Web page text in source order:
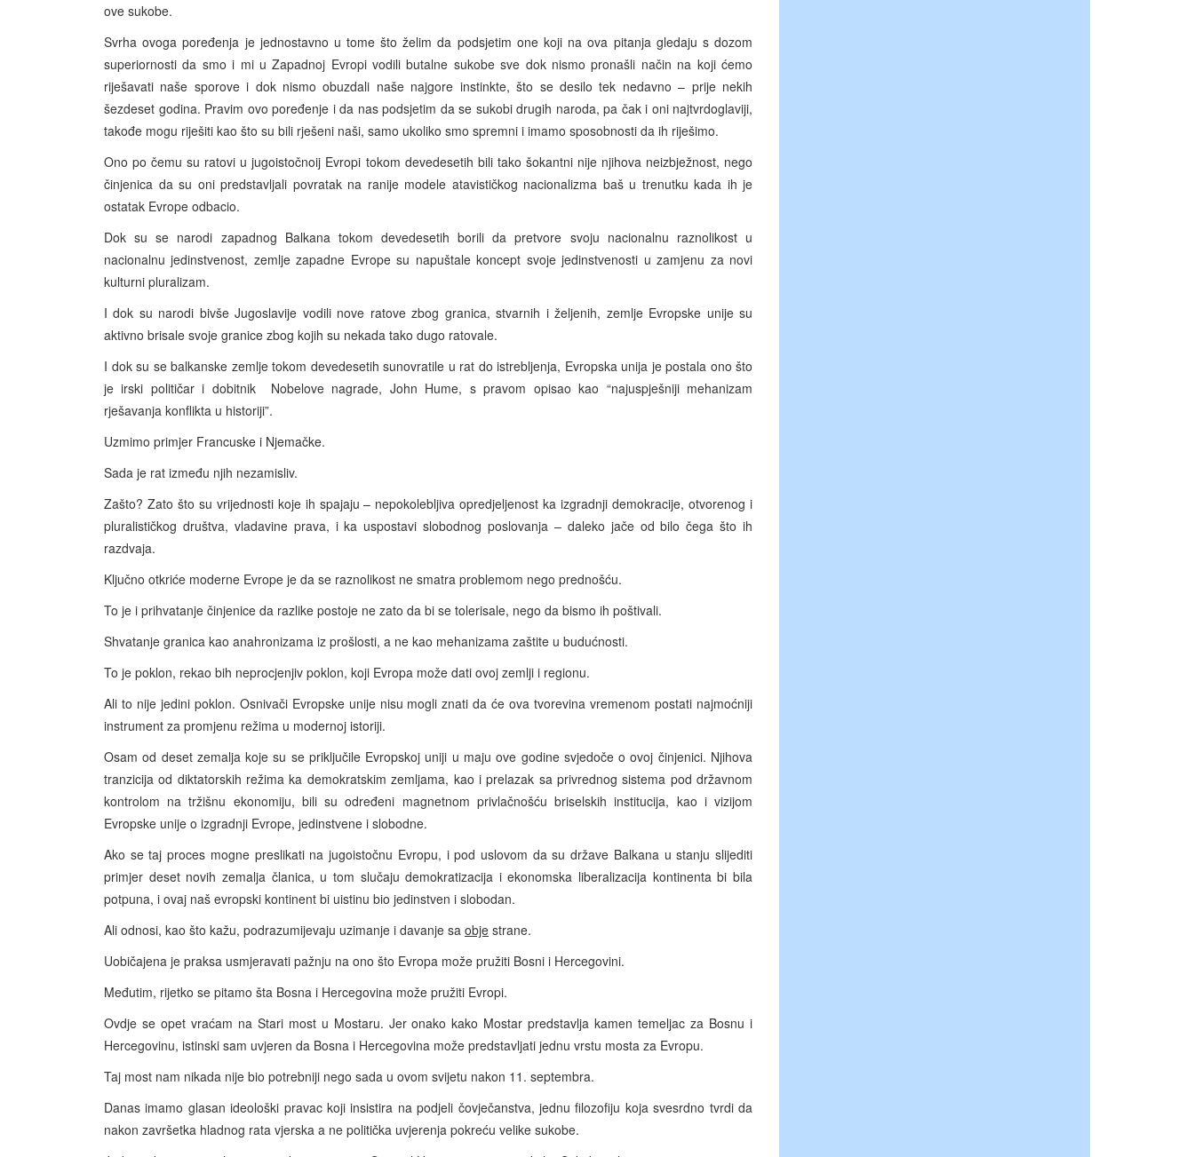
ove sukobe.
Svrha ovoga poređenja je jednostavno u tome što želim da podsjetim one koji na ova pitanja gledaju s dozom
superiornosti da smo i mi u Zapadnoj Evropi vodili butalne sukobe sve dok nismo pronašli način na koji ćemo
riješavati naše sporove i dok nismo obuzdali naše najgore instinkte, što se desilo tek nedavno – prije nekih
šezdeset godina. Pravim ovo poređenje i da nas podsjetim da se sukobi drugih naroda, pa čak i oni najtvrdoglaviji,
takođe mogu riješiti kao što su bili rješeni naši, samo ukoliko smo spremni i imamo sposobnosti da ih riješimo.
Ono po čemu su ratovi u jugoistočnoij Evropi tokom devedesetih bili tako šokantni nije njihova neizbježnost, nego
činjenica da su oni predstavljali povratak na ranije modele atavističkog nacionalizma baš u trenutku kada ih je
ostatak Evrope odbacio.
Dok su se narodi zapadnog Balkana tokom devedesetih borili da pretvore svoju nacionalnu raznolikost u
nacionalnu jedinstvenost, zemlje zapadne Evrope su napuštale koncept svoje jedinstvenosti u zamjenu za novi
kulturni pluralizam.
I dok su narodi bivše Jugoslavije vodili nove ratove zbog granica, stvarnih i željenih, zemlje Evropske unije su
aktivno brisale svoje granice zbog kojih su nekada tako dugo ratovale.
I dok su se balkanske zemlje tokom devedesetih sunovratile u rat do istrebljenja, Evropska unija je postala ono što
je irski političar i dobitnik Nobelove nagrade, John Hume, s pravom opisao kao “najuspješniji mehanizam
rješavanja konflikta u historiji”.
Uzmimo primjer Francuske i Njemačke.
Sada je rat između njih nezamisliv.
Zašto? Zato što su vrijednosti koje ih spajaju – nepokolebljiva opredjeljenost ka izgradnji demokracije, otvorenog i
pluralističkog društva, vladavine prava, i ka uspostavi slobodnog poslovanja – daleko jače od bilo čega što ih
razdvaja.
Ključno otkriće moderne Evrope je da se raznolikost ne smatra problemom nego prednošću.
To je i prihvatanje činjenice da razlike postoje ne zato da bi se tolerisale, nego da bismo ih poštivali.
Shvatanje granica kao anahronizama iz prošlosti, a ne kao mehanizama zaštite u budućnosti.
To je poklon, rekao bih neprocjenjiv poklon, koji Evropa može dati ovoj zemlji i regionu.
Ali to nije jedini poklon. Osnivači Evropske unije nisu mogli znati da će ova tvorevina vremenom postati najmoćniji
instrument za promjenu režima u modernoj istoriji.
Osam od deset zemalja koje su se priključile Evropskoj uniji u maju ove godine svjedoče o ovoj činjenici. Njihova
tranzicija od diktatorskih režima ka demokratskim zemljama, kao i prelazak sa privrednog sistema pod državnom
kontrolom na tržišnu ekonomiju, bili su određeni magnetnom privlačnošću briselskih institucija, kao i vizijom
Evropske unije o izgradnji Evrope, jedinstvene i slobodne.
Ako se taj proces mogne preslikati na jugoistočnu Evropu, i pod uslovom da su države Balkana u stanju slijediti
primjer deset novih zemalja članica, u tom slučaju demokratizacija i ekonomska liberalizacija kontinenta bi bila
potpuna, i ovaj naš evropski kontinent bi uistinu bio jedinstven i slobodan.
Ali odnosi, kao što kažu, podrazumijevaju uzimanje i davanje sa obje strane.
Uobičajena je praksa usmjeravati pažnju na ono što Evropa može pružiti Bosni i Hercegovini.
Međutim, rijetko se pitamo šta Bosna i Hercegovina može pružiti Evropi.
Ovdje se opet vraćam na Stari most u Mostaru. Jer onako kako Mostar predstavlja kamen temeljac za Bosnu i
Hercegovinu, istinski sam uvjeren da Bosna i Hercegovina može predstavljati jednu vrstu mosta za Evropu.
Taj most nam nikada nije bio potrebniji nego sada u ovom svijetu nakon 11. septembra.
Danas imamo glasan ideološki pravac koji insistira na podjeli čovječanstva, jednu filozofiju koja svesrdno tvrdi da
nakon završetka hladnog rata vjerska a ne politička uvjerenja pokreću velike sukobe.